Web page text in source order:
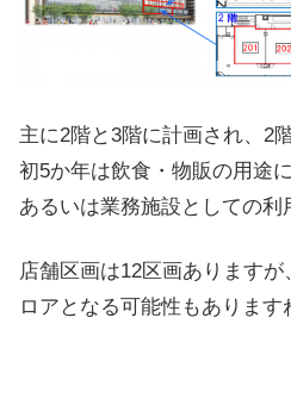
主に2階と3階に計画され、2
初5か年は飲食・物販の用途
あるいは業務施設としての利
店舗区画は12区画あります
ロアとなる可能性もあります